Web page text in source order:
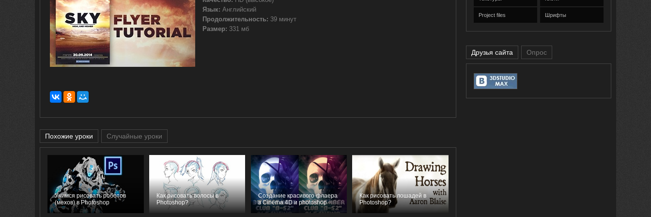
Язык: Английский
Продолжительность: 39 минут
Размер: 331 мб
Похожие уроки Случайные уроки
Учимся рисовать роботов
(мехов) в Photoshop
Как рисовать волосы в
Photoshop?
Создание красивого флаера
в Cinema 4D и photoshop
Как рисовать лошадей в
Photoshop?
Project files Шрифты
Друзья сайта Опрос